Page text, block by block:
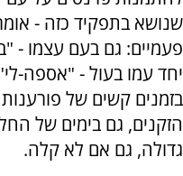
שנושא בתפקיד כזה -
פעמיים: גם בעם עצמו -
יחד עמו בעול - "אספה-
בזמנים קשים של
הזקנים, גם בימים של
גדולה, גם אם לא קלה.